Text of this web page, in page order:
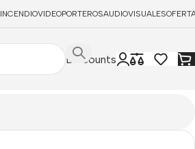
INCENDIOVIDEOPORTEROSAUDIOVISUALES
Discounts